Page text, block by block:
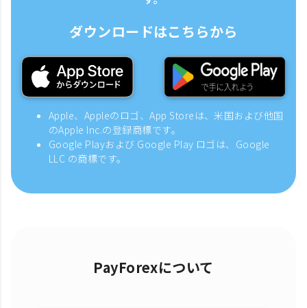
ダウンロードはこちらから
Apple、Appleのロゴ、App Storeは、米国および他国
のApple Inc.の登録商標です。
Google Playおよび Google Play ロゴは、Google
LLC の商標です。
PayForexについて